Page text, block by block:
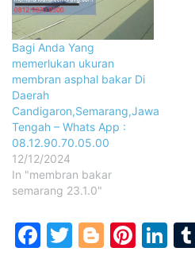
Bagi Anda Yang
memerlukan ukuran
membran asphal bakar Di
Daerah
Candigaron,Semarang,Jawa
Tengah – Whats App :
08.12.90.70.05.00
12/12/2024
In "membran bakar
semarang 23.1.0"
Facebook
Twitter
Blogger